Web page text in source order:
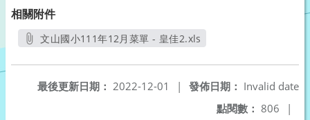
相關附件
文山國小111年12月菜單 - 皇佳2.xls
發佈日期： Invalid date
最後更新日期： 2022-12-01
|
點閱數： 806 |